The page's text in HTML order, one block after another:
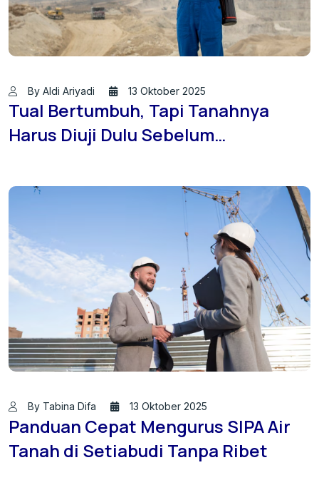
By Aldi Ariyadi 13 Oktober 2025
Tual Bertumbuh, Tapi Tanahnya
Harus Diuji Dulu Sebelum
By Tabina Difa 13 Oktober 2025
Panduan Cepat Mengurus SIPA Air
Tanah di Setiabudi Tanpa Ribet